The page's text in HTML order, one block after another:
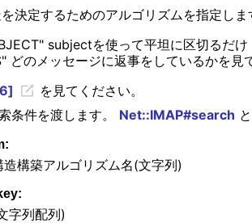
決定するためのアルゴリズムを指定しま
subjectを使って平坦に区切るだけ
どのメッセージに返事をしているかを見
を見てください。
条件を渡します。 Net::IMAP#search
造構築アルゴリズム名(文字列)
字列配列)